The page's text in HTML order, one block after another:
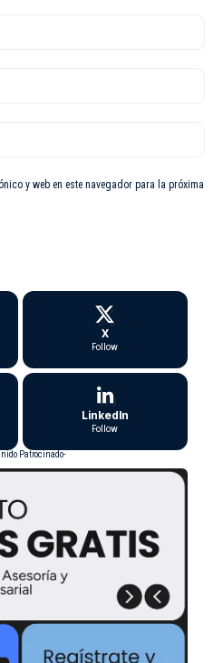
y web en este navegador para la próxima
X
Follow
LinkedIn
Follow
Patrocinado-